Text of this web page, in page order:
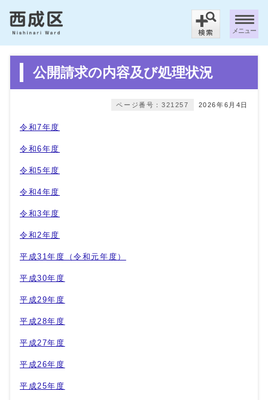
メニュー
公開請求の内容及び処理状況
2026年6月4日
ページ番号：321257
令和7年度
令和6年度
令和5年度
令和4年度
令和3年度
令和2年度
平成31年度（令和元年度）
平成30年度
平成29年度
平成28年度
平成27年度
平成26年度
平成25年度